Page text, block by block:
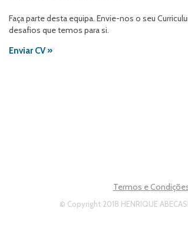
Faça parte desta equipa. Envie-nos o seu
desafios que temos para si.
Enviar CV »
Termos e
© Copyright 2018 HENRIQUE